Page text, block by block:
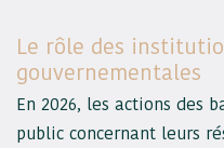
Le rôle des
gouvernementales
En 2026, les actions des
public concernant leurs